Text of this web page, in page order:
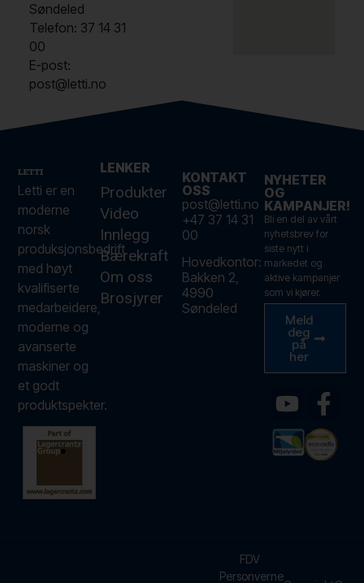
Søndeled
Telefon: 37 14 31
00
E-post:
post@letti.no
Letti er en
moderne
norsk
produksjonsbedrift
med høyt
kvalifiserte
medarbeidere,
moderne og
avanserte
maskiner og
et godt
produktspekter.
LENKER
Produkter
Video
Innlegg
Bærekraft
Om oss
Brosjyrer
KONTAKT
OSS
post@letti.no
+47 37 14 31
00
Hovedkontor:
Bakken 2,
4990
Søndeled
NYHETER
OG
KAMPANJER!
Bli en del av vårt
nyhetsbrev for
siste nytt i
markedet og
aktive kampanjer
som vi kjører.
Meld
deg
på
her
FDV
Personverne